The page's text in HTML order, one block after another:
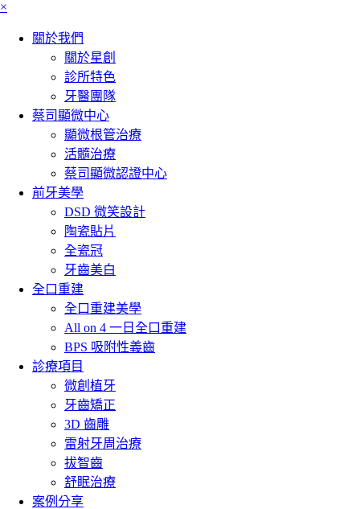
×
關於我們
關於星創
診所特色
牙醫團隊
蔡司顯微中心
顯微根管治療
活髓治療
蔡司顯微認證中心
前牙美學
DSD 微笑設計
陶瓷貼片
全瓷冠
牙齒美白
全口重建
全口重建美學
All on 4 一日全口重建
BPS 吸附性義齒
診療項目
微創植牙
牙齒矯正
3D 齒雕
雷射牙周治療
拔智齒
舒眠治療
案例分享